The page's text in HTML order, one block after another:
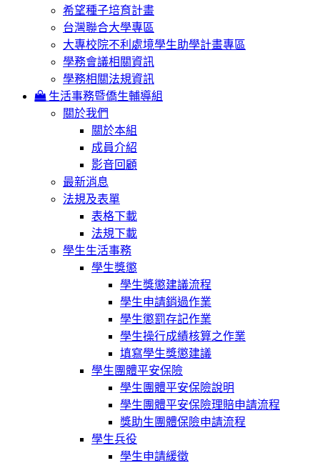
希望種子培育計畫
台灣聯合大學專區
大專校院不利處境學生助學計畫專區
學務會議相關資訊
學務相關法規資訊
生活事務暨僑生輔導組
關於我們
關於本組
成員介紹
影音回顧
最新消息
法規及表單
表格下載
法規下載
學生生活事務
學生獎懲
學生獎懲建議流程
學生申請銷過作業
學生懲罰存記作業
學生操行成績核算之作業
填寫學生獎懲建議
學生團體平安保險
學生團體平安保險說明
學生團體平安保險理賠申請流程
獎助生團體保險申請流程
學生兵役
學生申請緩徵